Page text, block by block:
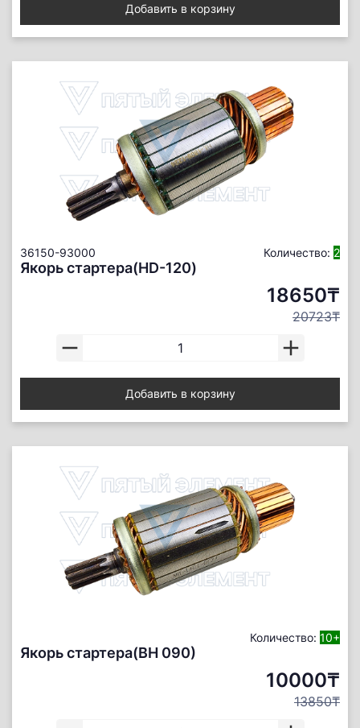
Добавить в корзину
36150-93000 Количество: 2
Якорь стартера(HD-120)
18650₸
20723₸
Добавить в корзину
Количество: 10+
Якорь стартера(ВН 090)
10000₸
13850₸